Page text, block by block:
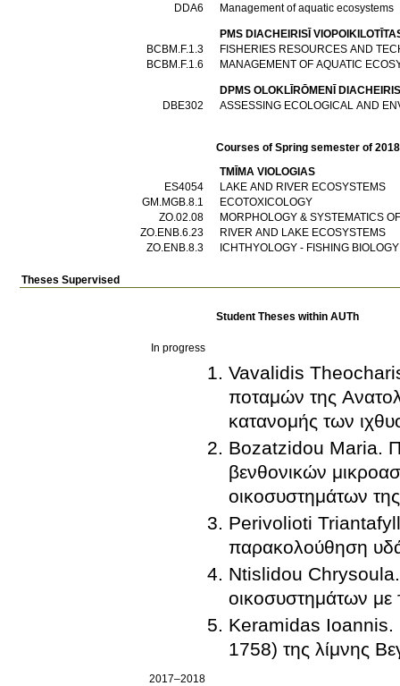
DDA6
Management of aquatic ecosystems
PMS DIACΗEIRISĪ
BCBM.F.1.3
FISHERIES RESOURCES AND
BCBM.F.1.6
MANAGEMENT OF AQUATIC
DPMS OLOKLĪRŌMENĪ
DBE302
ASSESSING ECOLOGICAL AND
Courses of Spring semester of
TMĪMA VIOLOGIAS
ES4054
LAKE AND RIVER ECOSYSTEMS
GM.MGB.8.1
ECOTOXICOLOGY
ZO.02.08
MORPHOLOGY & SYSTEMATICS
ΖΟ.ENB.6.23
RIVER AND LAKE ECOSYSTEMS
ΖΟ.ENB.8.3
ICHTHYOLOGY - FISHING BIOLOGY
Theses Supervised
Student Theses within AUTh
In progress
Vavalidis
ποταμών της
κατανομής των
Bozatzidou Maria.
βενθονικών
οικοσυστημάτων
Perivolioti
παρακολούθηση
Ntislidou Chrysoula.
οικοσυστημάτων
Keramidas Ioannis.
1758) της λίμνης
2017–2018